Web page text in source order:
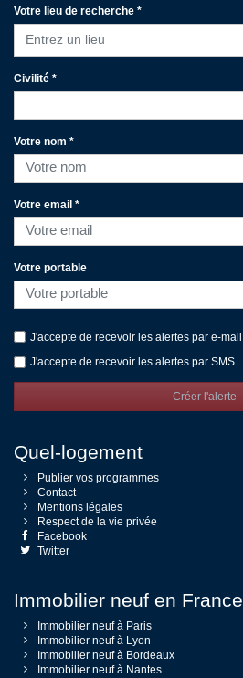
Votre lieu de recherche *
Entrez un lieu
Civilité *
Votre nom *
Votre email *
Votre portable
J'accepte de recevoir les alertes par e-mail.
J'accepte de recevoir les alertes par SMS.
Créer l'alerte
Quel-logement
Publier vos programmes
Contact
Mentions légales
Respect de la vie privée
Facebook
Twitter
Immobilier neuf en France
Immobilier neuf à Paris
Immobilier neuf à Lyon
Immobilier neuf à Bordeaux
Immobilier neuf à Nantes